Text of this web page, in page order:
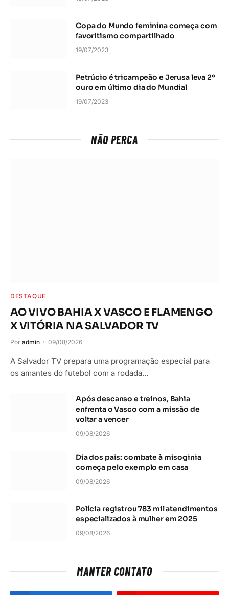
Copa do Mundo feminina começa com
favoritismo compartilhado
19/07/2023
Petrúcio é tricampeão e Jerusa leva 2º
ouro em último dia do Mundial
19/07/2023
NÃO PERCA
DESTAQUE
AO VIVO BAHIA X VASCO E FLAMENGO
X VITÓRIA NA SALVADOR TV
Por admin 09/08/2026
A Salvador TV prepara uma programação especial para
os amantes do futebol com a rodada…
Após descanso e treinos, Bahia
enfrenta o Vasco com a missão de
voltar a vencer
09/08/2026
Dia dos pais: combate à misoginia
começa pelo exemplo em casa
09/08/2026
Polícia registrou 783 mil atendimentos
especializados à mulher em 2025
09/08/2026
MANTER CONTATO